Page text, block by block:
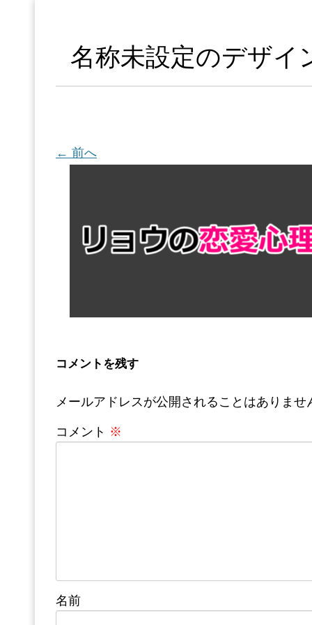
名称未設定のデザイ
← 前へ
コメントを残す
メールアドレスが公開されることはありませ
コメント ※
名前